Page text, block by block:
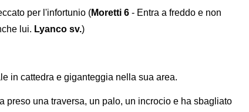
per l'infortunio (Moretti 6 - Entra a freddo e non
lui. Lyanco sv.)
in cattedra e giganteggia nella sua area.
preso una traversa, un palo, un incrocio e ha sbagliato